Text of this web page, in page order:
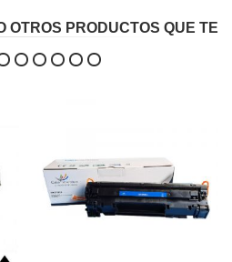
OTROS PRODUCTOS QUE TE